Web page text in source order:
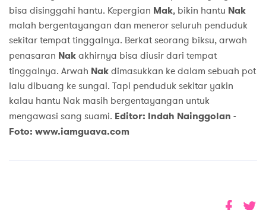
bisa disinggahi hantu. Kepergian Mak, bikin hantu Nak
malah bergentayangan dan meneror seluruh penduduk
sekitar tempat tinggalnya. Berkat seorang biksu, arwah
penasaran Nakakhirnya bisa diusir dari tempat
tinggalnya. Arwah Nakdimasukkan ke dalam sebuah pot
lalu dibuang ke sungai. Tapi penduduk sekitar yakin
kalau hantu Nak masih bergentayangan untuk
mengawasi sang suami. Editor: Indah Nainggolan -
Foto: www.iamguava.com